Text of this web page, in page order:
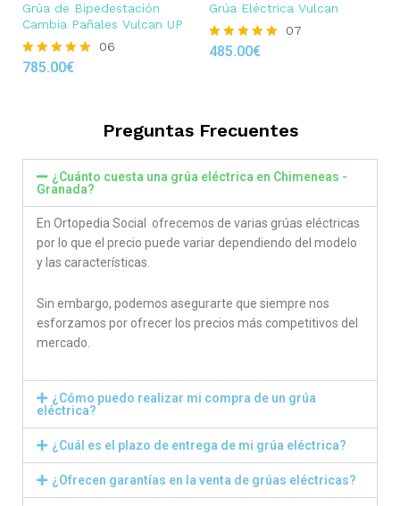
Grúa de Bipedestación
Cambia Pañales Vulcan UP
Rated
06
785.00€
Grúa Eléctrica Vulcan
Rated
07
485.00€
Preguntas Frecuentes
¿Cuánto cuesta una grúa eléctrica en Chimeneas -
Granada?
En Ortopedia Social ofrecemos de varias grúas eléctricas
por lo que el precio puede variar dependiendo del modelo
y las características.
Sin embargo, podemos asegurarte que siempre nos
esforzamos por ofrecer los precios más competitivos del
mercado.
¿Cómo puedo realizar mi compra de un grúa
eléctrica?
¿Cuál es el plazo de entrega de mi grúa eléctrica?
¿Ofrecen garantías en la venta de grúas eléctricas?